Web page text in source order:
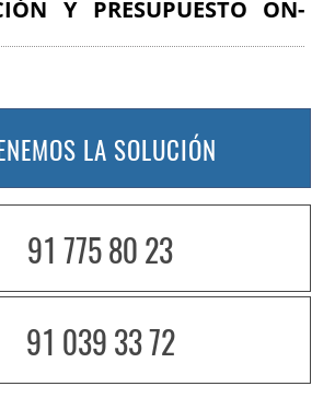
Y PRESUPUESTO ON-
LA SOLUCIÓN
91 775 80 23
91 039 33 72